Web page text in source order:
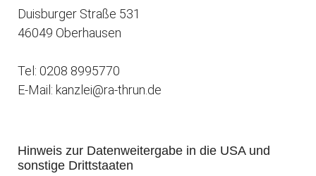
Duisburger Straße 531
46049 Oberhausen
Tel: 0208 8995770
E-Mail: kanzlei@ra-thrun.de
Hinweis zur Datenweitergabe in die USA und
sonstige Drittstaaten